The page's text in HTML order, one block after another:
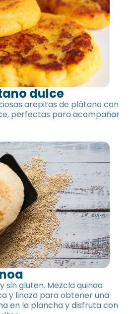
dulce
arepitas de plátano con
perfectas para acompañar
sin gluten. Mezcla quinoa
y linaza para obtener una
en la plancha y disfruta con